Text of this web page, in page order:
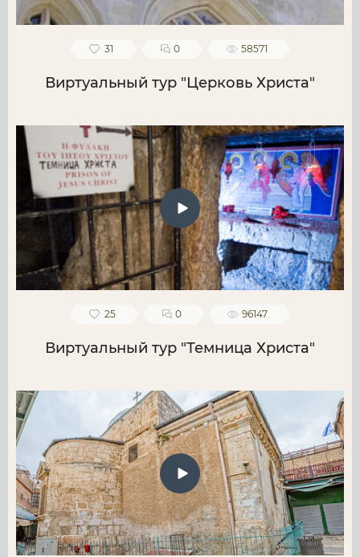
31 0 58571
Виртуальный тур "Церковь Христа"
25 0 96147
Виртуальный тур "Темница Христа"